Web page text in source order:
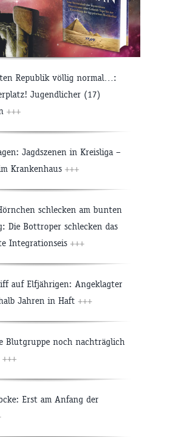
Republik völlig normal…:
Jugendlicher (17)
+++
Jagdszenen in Kreisliga –
Krankenhaus +++
schlecken am bunten
Die Bottroper schlecken das
Integrationseis +++
auf Elfjährigen: Angeklagter
Jahren in Haft +++
Blutgruppe noch nachträglich
+++
Erst am Anfang der